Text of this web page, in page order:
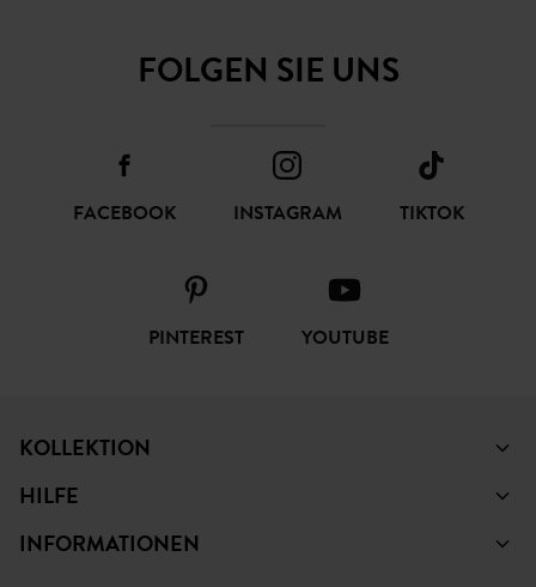
FOLGEN SIE UNS
FACEBOOK INSTAGRAM TIKTOK
PINTEREST YOUTUBE
KOLLEKTION
HILFE
INFORMATIONEN